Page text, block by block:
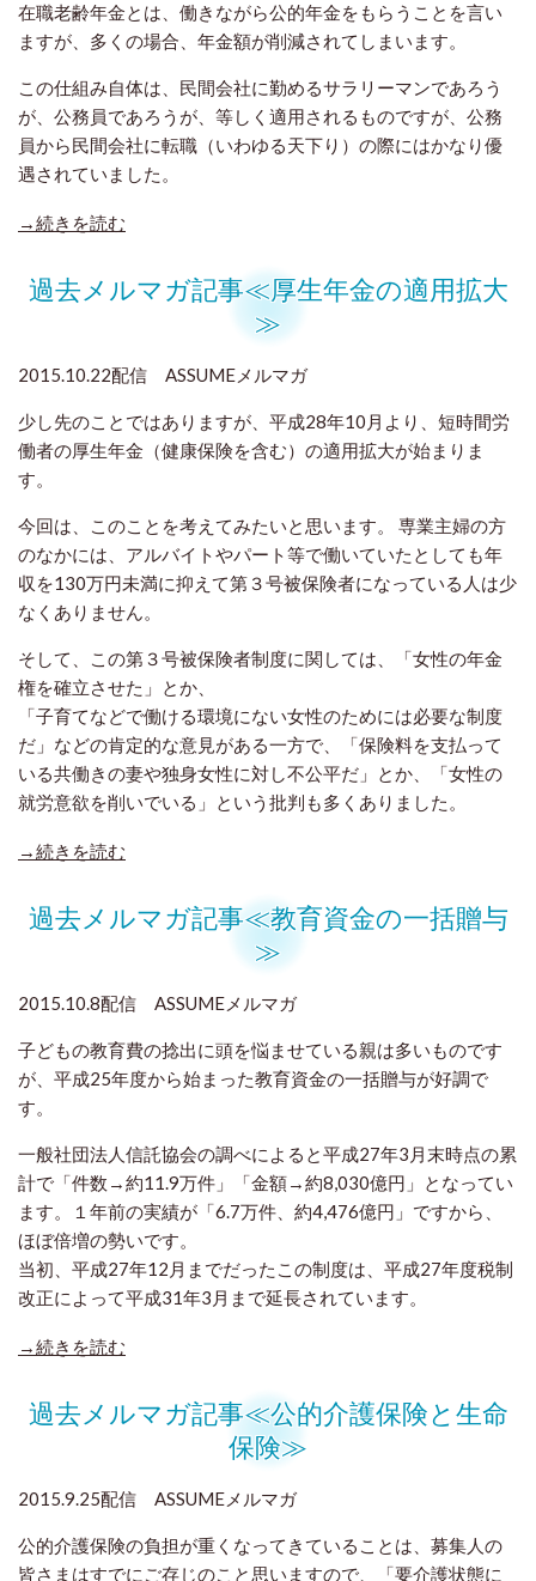
在職老齢年金とは、働きながら公的年金をもらうことを言い
ますが、多くの場合、年金額が削減されてしまいます。
この仕組み自体は、民間会社に勤めるサラリーマンであろう
が、公務員であろうが、等しく適用されるものですが、公務
員から民間会社に転職（いわゆる天下り）の際にはかなり優
遇されていました。
→続きを読む
過去メルマガ記事≪厚生年金の適用拡大
≫
2015.10.22配信 ASSUMEメルマガ
少し先のことではありますが、平成28年10月より、短時間労
働者の厚生年金（健康保険を含む）の適用拡大が始まりま
す。
今回は、このことを考えてみたいと思います。 専業主婦の方
のなかには、アルバイトやパート等で働いていたとしても年
収を130万円未満に抑えて第３号被保険者になっている人は少
なくありません。
そして、この第３号被保険者制度に関しては、「女性の年金
権を確立させた」とか、
「子育てなどで働ける環境にない女性のためには必要な制度
だ」などの肯定的な意見がある一方で、「保険料を支払って
いる共働きの妻や独身女性に対し不公平だ」とか、「女性の
就労意欲を削いでいる」という批判も多くありました。
→続きを読む
過去メルマガ記事≪教育資金の一括贈与
≫
2015.10.8配信 ASSUMEメルマガ
子どもの教育費の捻出に頭を悩ませている親は多いものです
が、平成25年度から始まった教育資金の一括贈与が好調で
す。
一般社団法人信託協会の調べによると平成27年3月末時点の累
計で「件数→約11.9万件」「金額→約8,030億円」となってい
ます。１年前の実績が「6.7万件、約4,476億円」ですから、
ほぼ倍増の勢いです。
当初、平成27年12月までだったこの制度は、平成27年度税制
改正によって平成31年3月まで延長されています。
→続きを読む
過去メルマガ記事≪公的介護保険と生命
保険≫
2015.9.25配信 ASSUMEメルマガ
公的介護保険の負担が重くなってきていることは、募集人の
皆さまはすでにご存じのこと思いますので、「要介護状態に